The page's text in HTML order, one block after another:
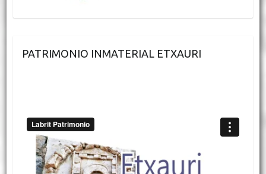
PATRIMONIO INMATERIAL ETXAURI